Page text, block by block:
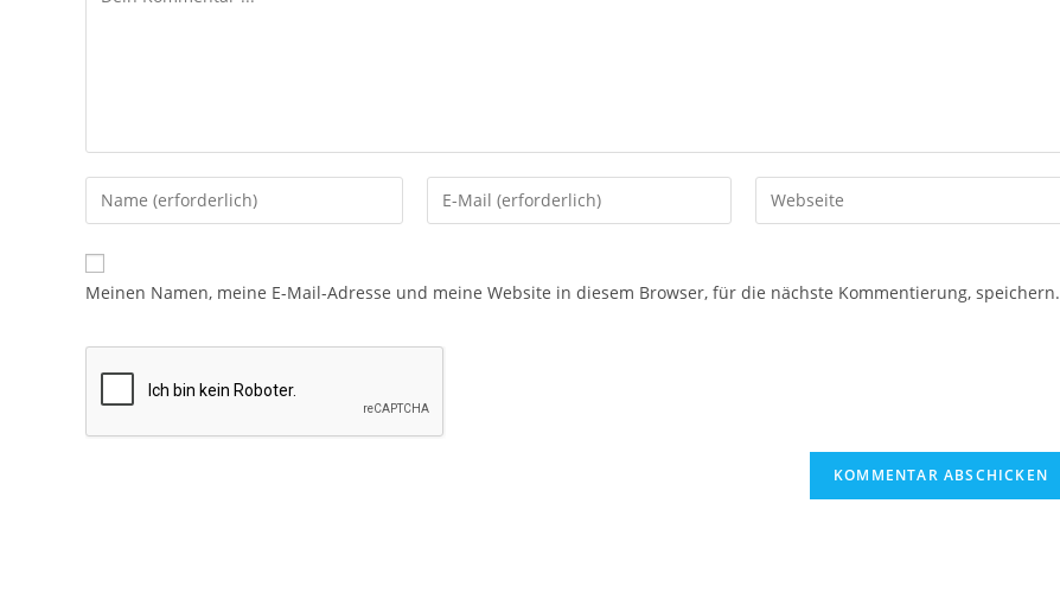
Meinen Namen, meine E-Mail-Adresse und meine Website in diesem Browser, für die nächste Kommentierung, speichern.